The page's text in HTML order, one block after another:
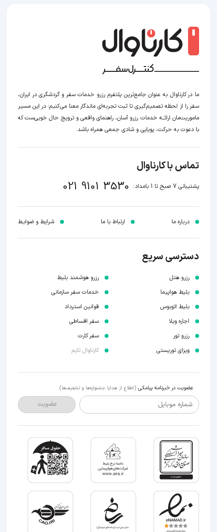
ما در کارناوال به عنوان جامع‌ترین پلتفرم رزرو خدمات سفر و گردشگری در ایران،
سفر را از لحظه‌ تصمیم‌گیری تا ثبت تجربه‌ای ماندگار معنا می‌کنیم؛ در این مسیر‍
ماموریت‌مان اراﺋــﻪ خدمات رزرو آسان، راهنمای واقعی و ترویج حال خوبی‌ست که
با دعوت به حرکت، پویایی و شادی جمعی همراه باشد.
تماس با کارناوال
پشتیبانی 7 صبح تا 1 بامداد: 021 9101 3530
درباره ما ارتباط با ما شرایط و ضوابـط
دسترسی سریع
رزرو هتل
بلیط هواپیما
بلیط اتوبوس
اجاره ویلا
رزرو تور
ویزای توریستی
رزرو هوشمند بلیط
خدمات سفر سازمانی
قوانین استرداد
سفر اقساطی
سفر کارت
کارناوال تایم
عضویت در خبرنامه پیامکی (اطلاع از هدایا جشنواره‌ها و تخفیف‌ها)
شماره موبایل عضویت